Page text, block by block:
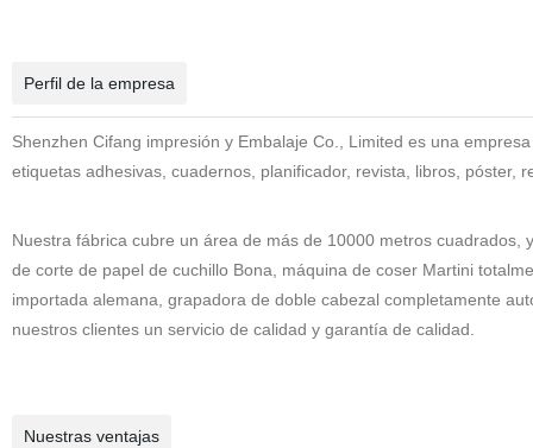
Perfil de la empresa
Shenzhen Cifang impresión y Embalaje Co., Limited es una
etiquetas adhesivas, cuadernos, planificador, revista, libros, póster,
Nuestra fábrica cubre un área de más de 10000 metros
de corte de papel de cuchillo Bona, máquina de coser Martini
importada alemana, grapadora de doble cabezal completamente
nuestros clientes un servicio de calidad y garantía de calidad.
Nuestras ventajas